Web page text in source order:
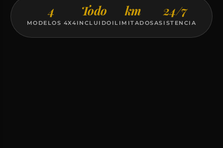
4
MODELOS 4X4
Todo
INCLUIDO
km
ILIMITADOS
24/7
ASISTENCIA